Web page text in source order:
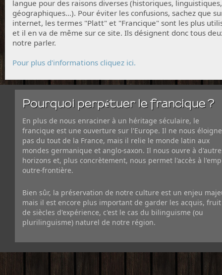
langue pour des raisons diverses (historiques, linguistiques,
géographiques...). Pour éviter les confusions, sachez que
internet, les termes "Platt" et "Francique" sont les plus
et il en va de même sur ce site. Ils désignent donc tous
notre parler.
Pour plus d'informations cliquez ici.
Pourquoi perpétuer le francique ?
En plus de nous enraciner à un héritage séculaire, le
francique est une ouverture sur l'Europe. Il ne nous éloigne
pas du tout de la France, mais il relie le monde latin aux
mondes germanique et anglo-saxon. Il nous ouvre à
horizons et, plus concrètement, nous permet l'accès à
outre-frontière.
Bien sûr, la préservation de notre culture est un enjeu
mais il est encore plus important de garder les acquis, fruit
de siècles d'expérience, c'est le cas du bilinguisme (ou
plurilinguisme) naturel de notre région.